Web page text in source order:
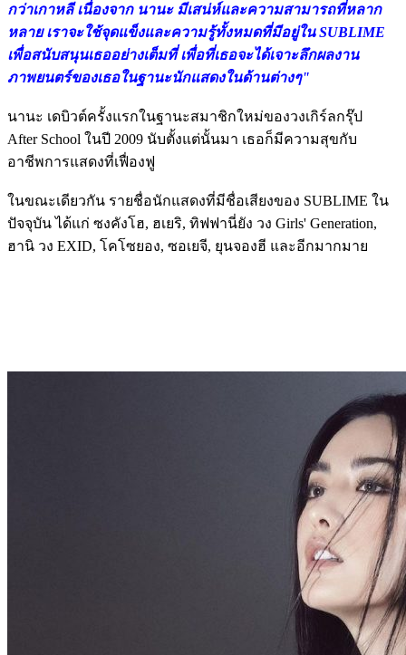
กว่าเกาหลี เนื่องจาก นานะ มีเสน่ห์และความสามารถที่หลาก
หลาย เราจะใช้จุดแข็งและความรู้ทั้งหมดที่มีอยู่ใน SUBLIME
เพื่อสนับสนุนเธออย่างเต็มที่ เพื่อที่เธอจะได้เจาะลึกผลงาน
ภาพยนตร์ของเธอในฐานะนักแสดงในด้านต่างๆ"
นานะ เดบิวต์ครั้งแรกในฐานะสมาชิกใหม่ของวงเกิร์ลกรุ๊ป
After School ในปี 2009 นับตั้งแต่นั้นมา เธอก็มีความสุขกับ
อาชีพการแสดงที่เฟื่องฟู
ในขณะเดียวกัน รายชื่อนักแสดงที่มีชื่อเสียงของ SUBLIME ใน
ปัจจุบัน ได้แก่ ซงคังโฮ, ฮเยริ, ทิฟฟานี่ยัง วง Girls' Generation,
ฮานิ วง EXID, โคโซยอง, ซอเยจี, ยุนจองฮี และอีกมากมาย